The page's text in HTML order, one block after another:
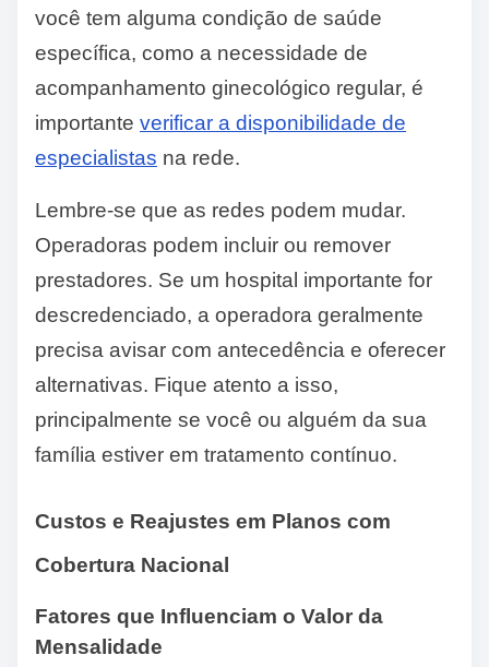
você tem alguma condição de saúde
específica, como a necessidade de
acompanhamento ginecológico regular, é
importante verificar a disponibilidade de
especialistas na rede.
Lembre-se que as redes podem mudar.
Operadoras podem incluir ou remover
prestadores. Se um hospital importante for
descredenciado, a operadora geralmente
precisa avisar com antecedência e oferecer
alternativas. Fique atento a isso,
principalmente se você ou alguém da sua
família estiver em tratamento contínuo.
Custos e Reajustes em Planos com
Cobertura Nacional
Fatores que Influenciam o Valor da
Mensalidade